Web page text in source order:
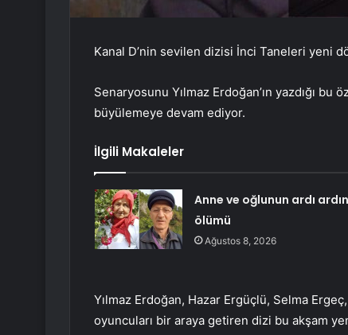
Kanal D’nin sevilen dizisi İnci Taneleri yeni
Senaryosunu Yılmaz Erdoğan’ın yazdığı
büyülemeye devam ediyor.
İlgili Makaleler
Anne ve oğlunun ardı
ölümü
Ağustos 8, 2026
Yılmaz Erdoğan, Hazar Ergüçlü, Selma
oyuncuları bir araya getiren dizi bu akşam